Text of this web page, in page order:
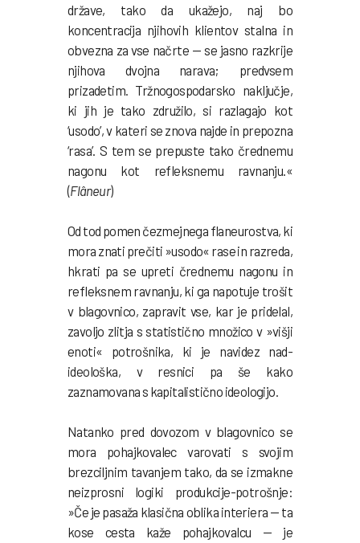
države, tako da ukažejo, naj bo
koncentracija njihovih klientov stalna in
obvezna za vse načrte — se jasno razkrije
njihova dvojna narava; predvsem
prizadetim. Tržnogospodarsko naključje,
ki jih je tako združilo, si razlagajo kot
‘usodo’, v kateri se znova najde in prepozna
‘rasa’. S tem se prepuste tako črednemu
nagonu kot refleksnemu ravnanju.«
(Flâneur)
Od tod pomen čezmejnega flaneurostva, ki
mora znati prečiti »usodo« rase in razreda,
hkrati pa se upreti črednemu nagonu in
refleksnem ravnanju, ki ga napotuje trošit
v blagovnico, zapravit vse, kar je pridelal,
zavoljo zlitja s statistično množico v »višji
enoti« potrošnika, ki je navidez nad-
ideološka, v resnici pa še kako
zaznamovana s kapitalistično ideologijo.
Natanko pred dovozom v blagovnico se
mora pohajkovalec varovati s svojim
brezciljnim tavanjem tako, da se izmakne
neizprosni logiki produkcije-potrošnje:
»Če je pasaža klasična oblika interiera — ta
kose cesta kaže pohajkovalcu — je